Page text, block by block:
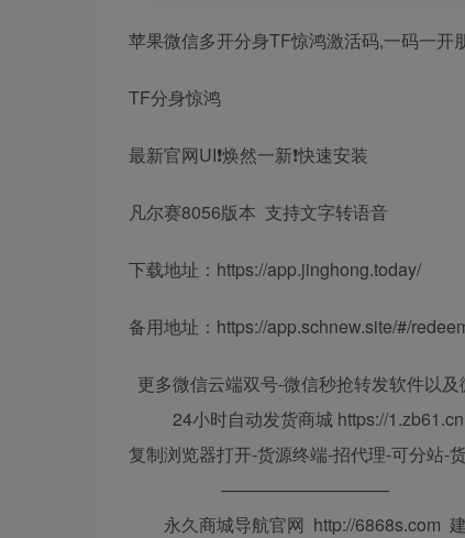
苹果微信多开分身TF惊鸿激活码,一码一开
TF分身惊鸿
最新官网UI❗️焕然一新❗️快速安装
凡尔赛8056版本 支持文字转语音
下载地址：https://app.jinghong.today/
备用地址：https://app.schnew.site/#/
更多微信云端双号-微信秒抢转发软件以
24小时自动发货商城 https://1.zb61.cn
复制浏览器打开-货源终端-招代理-可分站-
—————————–
永久商城导航官网 http://6868s.com